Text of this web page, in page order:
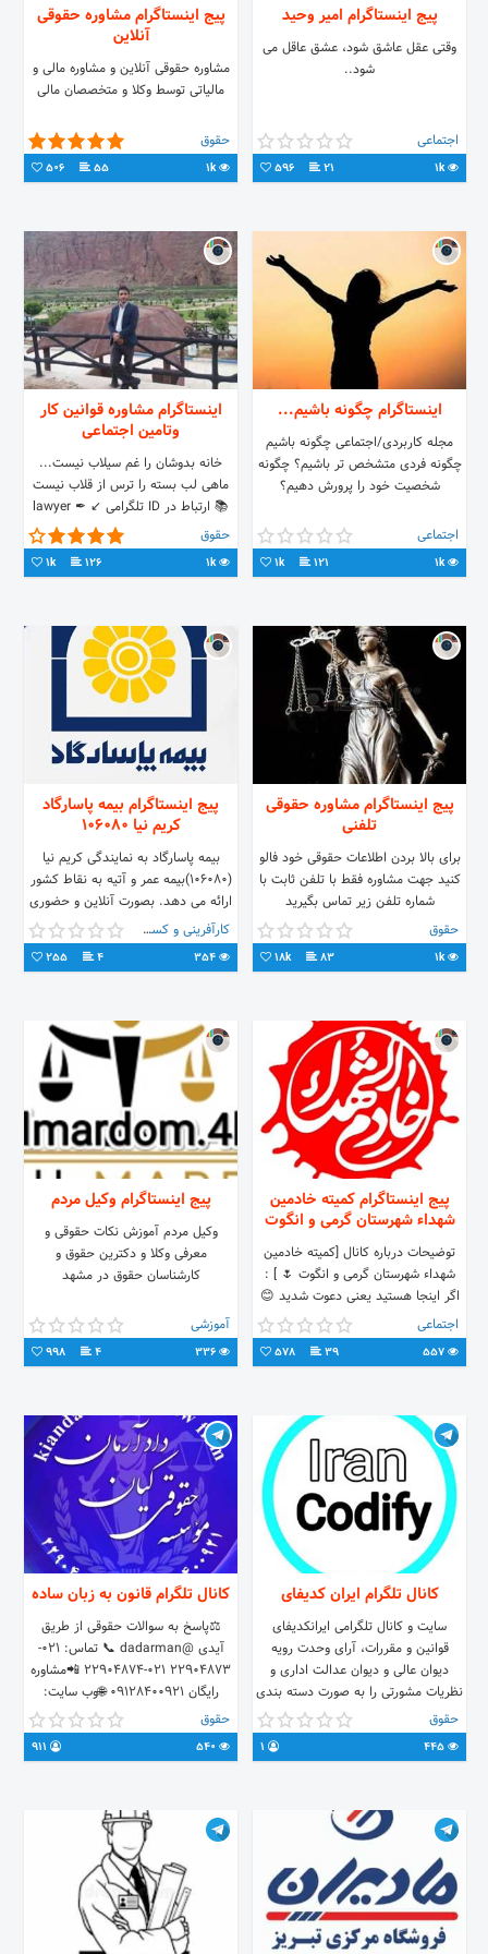
پیج اینستاگرام امیر وحید
وقتی عقل عاشق شود، عشق عاقل می
شود..
اجتماعی
1k
21
596
پیج اینستاگرام مشاوره حقوقی
آنلاین
مشاوره حقوقی آنلاین و مشاوره مالی و
مالیاتی توسط وکلا و متخصصان مالی
حقوق
1k
55
506
اینستاگرام چگونه باشیم...
مجله کاربردی/اجتماعی چگونه باشیم
چگونه فردی متشخص تر باشیم؟ چگونه
شخصیت خود را پرورش دهیم؟
اجتماعی
1k
121
1k
اینستاگرام مشاوره قوانین کار
وتامین اجتماعی
خانه بدوشان را غم سیلاب نیست...
ماهی لب بسته را ترس از قلاب نیست
📚 ارتباط در ID تلگرامی ↙ ✒ lawyer
✒ ‏
حقوق
1k
126
1k
پیج اینستاگرام مشاوره حقوقی
تلفنی
برای بالا بردن اطلاعات حقوقی خود فالو
کنید جهت مشاوره فقط با تلفن ثابت با
شماره تلفن زیر تماس بگیرید
۹۰۹۹۰۷۷۱۲۸ ساعت تماس: ۱۳ الی ۱۴
ظهر ۱۸ الی ۲۱ عصر
حقوق
1k
83
18k
پیج اینستاگرام بیمه پاسارگاد
کریم نیا 106080
بیمه پاسارگاد به نمایندگی کریم نیا
(106080)بیمه عمر و آتیه به نقاط کشور
ارائه می دهد. بصورت آنلاین و حضوری
کارشناسی و صدور آنلاین انواع بیمه
نامه ما در راه رسیدن به آرمان و چشم
انداز، ارائه خدمات بیمه ای متنوع و با
دفتر : کرج-چهار راه گلزار-گلزار شرقی
نبش یاسمن شمالی-ساختمان افرا-
پلاک58-واحد4-طبقه سوم
کارآفرینی و کسب و کار
4
255
پیج اینستاگرام کمیته خادمین
شهداء شهرستان گرمی و انگوت
توضیحات درباره کانال [کمیته خادمین
شهداء شهرستان گرمی و انگوت 🌷 ] :
اگر اینجا هستید یعنی دعوت شدید 😊
🌿 هرکس ب شهدا توسل کند به بن
بست نمیخورد🌷 ﷽
💠بِسمِ رَبِ الشُهَدا وَالصِدیقین.. کانال
اعزام به مناطق غرب و جنوب کشور –
ثبت نام خادم الشهدا جهادگر – دوره
آموزشی به سبک شهدا و.. – پخش زنده
از مزار شهدا – زنـــــدگــــے نــامــــــــہ –
وصـیـت نــــــامـــــہ – مشـــخـصــٰاتــــــــ – عکس
باکیفیتـــ – مداحی و… 💠کپی
بردارے‌ازمطالب کانال بدون حذف آیدے
باذکر یک صلوات آزادمیباشد 🔺کانال
شهدا را به دیگران هم معرفی کنیم ✅
اجتماعی
39
578
پیج اینستاگرام وکیل مردم
وکیل مردم آموزش نکات حقوقی و
معرفی وکلا و دکترین حقوق و
کارشناسان حقوق در مشهد
آموزشی
4
998
کانال تلگرام ایران کدیفای
سایت و کانال تلگرامی ایرانکدیفای
قوانین و مقررات، آرای وحدت رویه
دیوان عالی و دیوان عدالت اداری و
نظریات مشورتی را به صورت دسته بندی
ارائه می کند.
حقوق
کانال تلگرام قانون به زبان ساده
⚖پاسخ به سوالات حقوقی از طریق
آیدی @dadarman 📞 تماس: 021-
22904873 021-22904874 📲مشاوره
رایگان 09128400921 🌐وب سایت:
http://www.kiandad.com
http://www.dadarman.ir
حقوق